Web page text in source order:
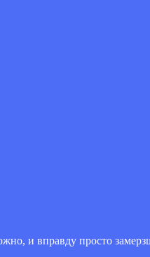
и вправду просто